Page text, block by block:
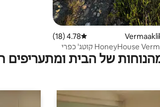
דירוג ממוצע של 4.78 מתוך 5, 18 ביקורות
4.78 (18)
HoneyHouse Vermaaklikheid קוטג' כפרי
של הבית ומתעריפים